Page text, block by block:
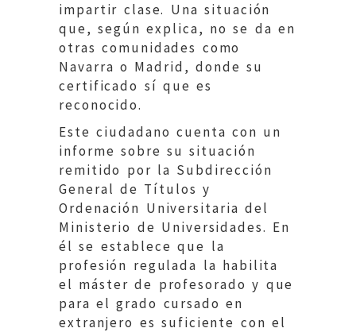
impartir clase. Una situación
que, según explica, no se da en
otras comunidades como
Navarra o Madrid, donde su
certificado sí que es
reconocido.
Este ciudadano cuenta con un
informe sobre su situación
remitido por la Subdirección
General de Títulos y
Ordenación Universitaria del
Ministerio de Universidades. En
él se establece que la
profesión regulada la habilita
el máster de profesorado y que
para el grado cursado en
extranjero es suficiente con el